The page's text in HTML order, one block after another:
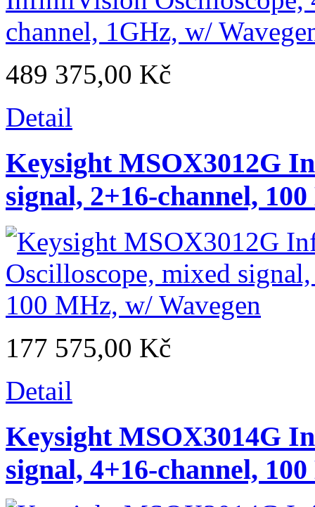
489 375,00 Kč
Detail
Keysight MSOX3012G
signal, 2+16-channel,
177 575,00 Kč
Detail
Keysight MSOX3014G
signal, 4+16-channel,